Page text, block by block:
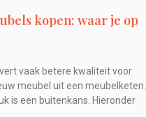
kopen: waar je op
vaak betere kwaliteit voor
meubel uit een meubelketen.
is een buitenkans. Hieronder